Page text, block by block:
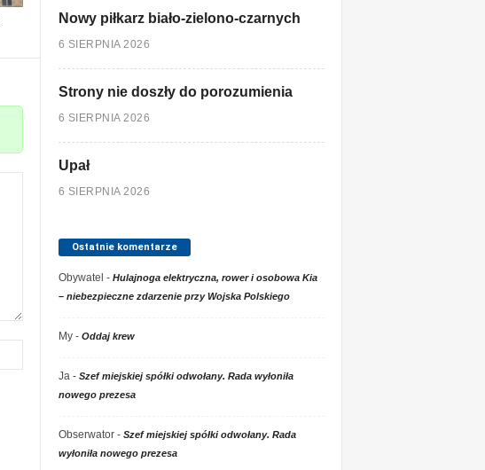
Nowy piłkarz biało-zielono-czarnych
6 SIERPNIA 2026
Strony nie doszły do porozumienia
6 SIERPNIA 2026
Upał
6 SIERPNIA 2026
Ostatnie komentarze
Obywatel - Hulajnoga elektryczna, rower i osobowa Kia
– niebezpieczne zdarzenie przy Wojska Polskiego
My- Oddaj krew
Ja- Szef miejskiej spółki odwołany. Rada wyłoniła
nowego prezesa
Obserwator- Szef miejskiej spółki odwołany. Rada
wyłoniła nowego prezesa